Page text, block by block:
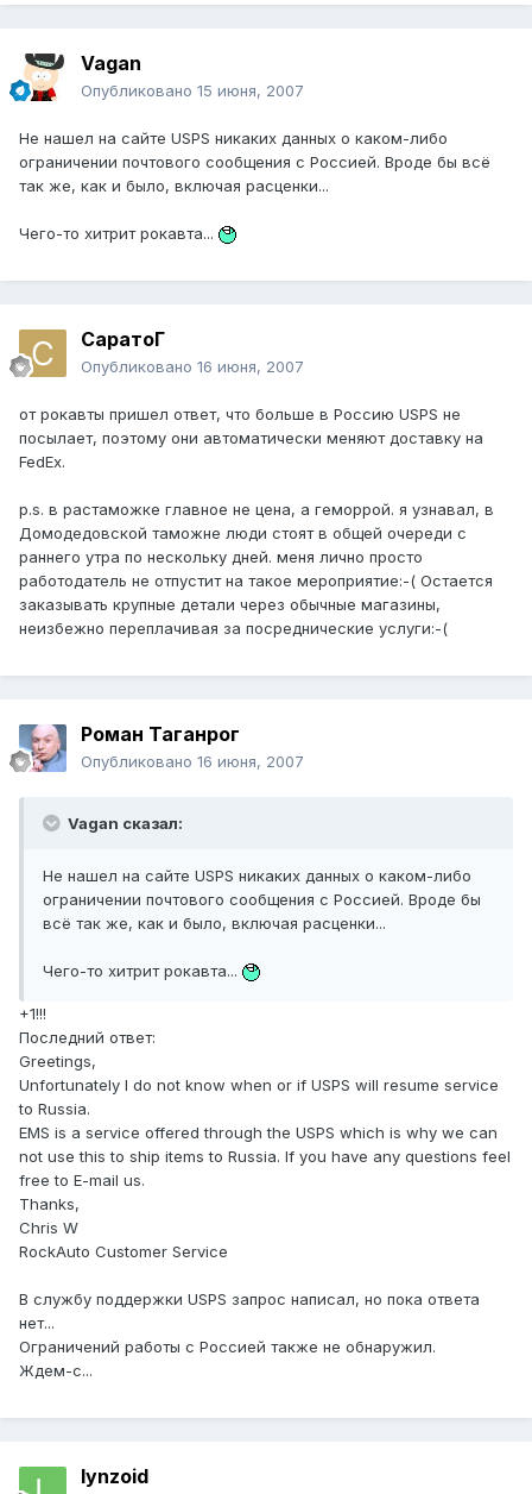
Vagan
Опубликовано 15 июня, 2007
Не нашел на сайте USPS никаких данных о каком-либо
ограничении почтового сообщения с Россией. Вроде бы всё
так же, как и было, включая расценки...
Чего-то хитрит рокавта...
СаратоГ
Опубликовано 16 июня, 2007
от рокавты пришел ответ, что больше в Россию USPS не
посылает, поэтому они автоматически меняют доставку на
FedEx.
p.s. в растаможке главное не цена, а геморрой. я узнавал, в
Домодедовской таможне люди стоят в общей очереди с
раннего утра по нескольку дней. меня лично просто
работодатель не отпустит на такое мероприятие:-( Остается
заказывать крупные детали через обычные магазины,
неизбежно переплачивая за посреднические услуги:-(
Pоман Таганрог
Опубликовано 16 июня, 2007
Vagan сказал:
Не нашел на сайте USPS никаких данных о каком-либо
ограничении почтового сообщения с Россией. Вроде бы
всё так же, как и было, включая расценки...
Чего-то хитрит рокавта...
+1!!!
Последний ответ:
Greetings,
Unfortunately I do not know when or if USPS will resume service
to Russia.
EMS is a service offered through the USPS which is why we can
not use this to ship items to Russia. If you have any questions feel
free to E-mail us.
Thanks,
Chris W
RockAuto Customer Service
В службу поддержки USPS запрос написал, но пока ответа
нет...
Ограничений работы с Россией также не обнаружил.
Ждем-с...
lynzoid